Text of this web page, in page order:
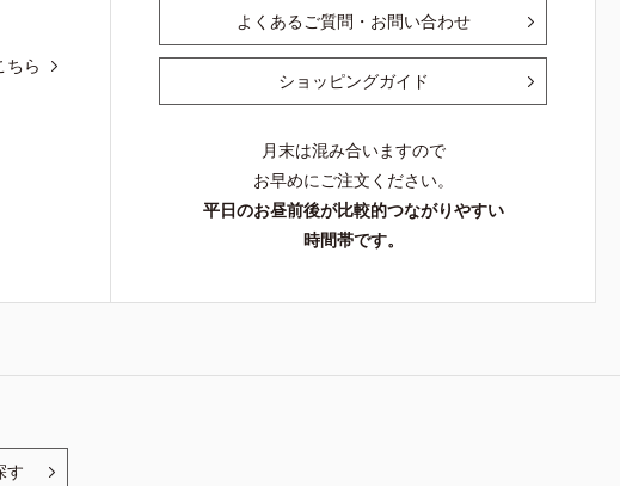
ちら
よくあるご質問・お問い合わせ
ショッピングガイド
月末は混み合いますので
お早めにご注文ください。
平日のお昼前後が比較的つながりやすい
時間帯です。
す